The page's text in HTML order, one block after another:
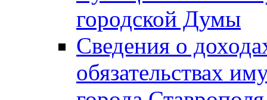
городской Думы
Сведения о
обязательствах